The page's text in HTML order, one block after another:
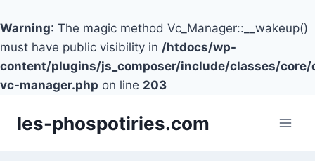
Warning: The magic method Vc_Manager::__wakeup()
must have public visibility in /htdocs/wp-
content/plugins/js_composer/include/classes/
vc-manager.php on line 203
les-phospotiries.com